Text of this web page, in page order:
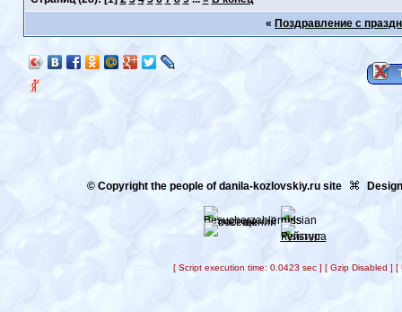
« Поздравление с
© Copyright the people of danila-kozlovskiy.ru site
[ Script execution time: 0.0423 sec ] [ Gzip Disabled ] [